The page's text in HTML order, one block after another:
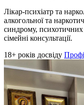
Лікар-психіатр та
алкогольної та
синдрому, психотичних
сімейні консультації.
18+ років досвіду